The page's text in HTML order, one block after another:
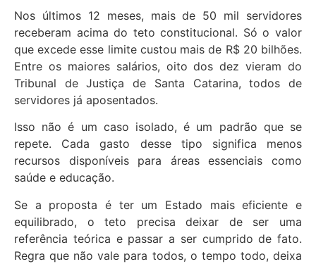
Nos últimos 12 meses, mais de 50 mil servidores
receberam acima do teto constitucional. Só o valor
que excede esse limite custou mais de R$ 20 bilhões.
Entre os maiores salários, oito dos dez vieram do
Tribunal de Justiça de Santa Catarina, todos de
servidores já aposentados.
Isso não é um caso isolado, é um padrão que se
repete. Cada gasto desse tipo significa menos
recursos disponíveis para áreas essenciais como
saúde e educação.
Se a proposta é ter um Estado mais eficiente e
equilibrado, o teto precisa deixar de ser uma
referência teórica e passar a ser cumprido de fato.
Regra que não vale para todos, o tempo todo, deixa